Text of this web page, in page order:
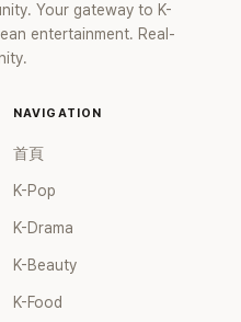
Your gateway to K-
entertainment. Real-
NAVIGATION
首頁
K-Pop
K-Drama
K-Beauty
K-Food